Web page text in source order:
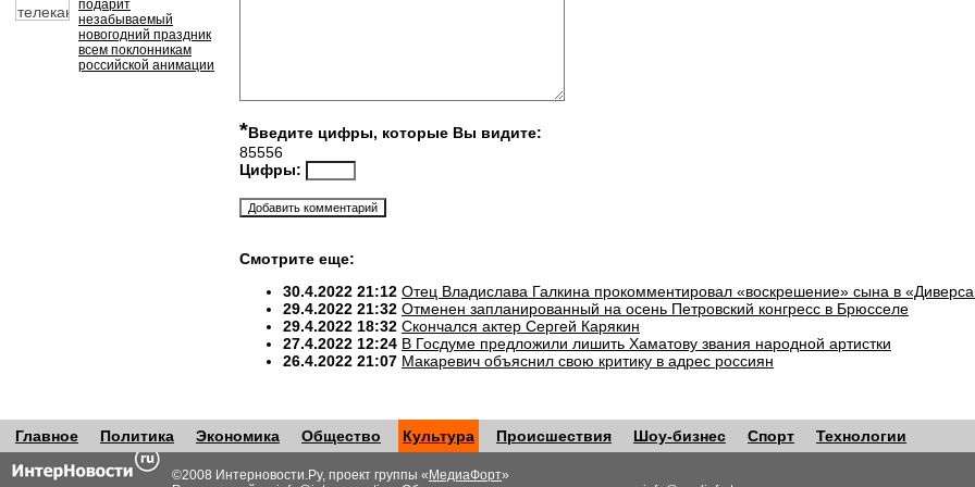
подарит
незабываемый
новогодний праздник
всем поклонникам
российской анимации
*Введите цифры, которые Вы видите:
85556
Цифры:
Смотрите еще:
30.4.2022 21:12 Отец Владислава Галкина прокомментировал «воскрешение» сына в
29.4.2022 21:32 Отменен запланированный на осень Петровский конгресс в Брюсселе
29.4.2022 18:32 Скончался актер Сергей Карякин
27.4.2022 12:24 В Госдуме предложили лишить Хаматову звания народной артистки
26.4.2022 21:07 Макаревич объяснил свою критику в адрес россиян
Главное Политика Экономика Общество Культура Происшествия Шоу-бизнес Спорт Технологии
©2008 Интерновости.Ру, проект группы « МедиаФорт»